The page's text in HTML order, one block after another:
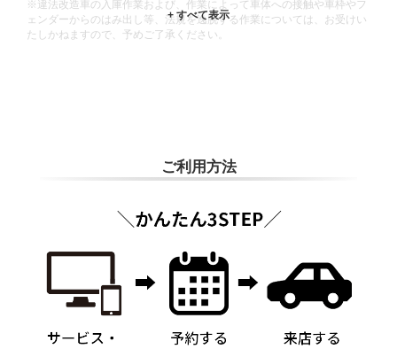
※違法改造車の入庫作業および、作業によって車体への接触や車枠やフ
ェンダーからのはみ出し等、法規を逸脱する作業については、お受けい
たしかねますので、予めご了承ください。
ご利用方法